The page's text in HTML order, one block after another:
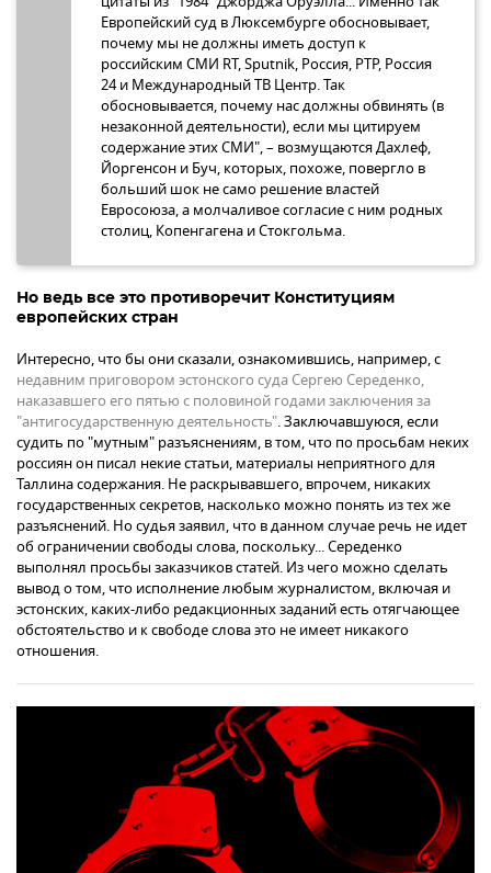
Европейский суд в Люксембурге обосновывает,
почему мы не должны иметь доступ к
российским СМИ RT, Sputnik, Россия, РТР, Россия
24 и Международный ТВ Центр. Так
обосновывается, почему нас должны обвинять (в
незаконной деятельности), если мы цитируем
содержание этих СМИ", – возмущаются Дахлеф,
Йоргенсон и Буч, которых, похоже, повергло в
больший шок не само решение властей
Евросоюза, а молчаливое согласие с ним родных
столиц, Копенгагена и Стокгольма.
Но ведь все это противоречит Конституциям
европейских стран
Интересно, что бы они сказали, ознакомившись, например, с
недавним приговором эстонского суда Сергею Середенко,
наказавшего его пятью с половиной годами заключения за
"антигосударственную деятельность". Заключавшуюся, если
судить по "мутным" разъяснениям, в том, что по просьбам неких
россиян он писал некие статьи, материалы неприятного для
Таллина содержания. Не раскрывавшего, впрочем, никаких
государственных секретов, насколько можно понять из тех же
разъяснений. Но судья заявил, что в данном случае речь не идет
об ограничении свободы слова, поскольку... Середенко
выполнял просьбы заказчиков статей. Из чего можно сделать
вывод о том, что исполнение любым журналистом, включая и
эстонских, каких-либо редакционных заданий есть отягчающее
обстоятельство и к свободе слова это не имеет никакого
отношения.